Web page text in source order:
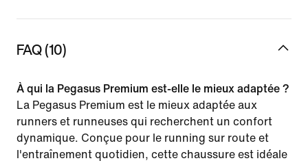
FAQ (10)
À qui la Pegasus Premium est-elle le mieux adaptée ?
La Pegasus Premium est le mieux adaptée aux
runners et runneuses qui recherchent un confort
dynamique. Conçue pour le running sur route et
l'entraînement quotidien, cette chaussure est idéale